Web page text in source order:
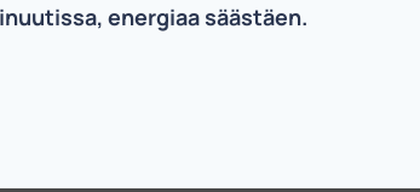
energiaa säästäen.